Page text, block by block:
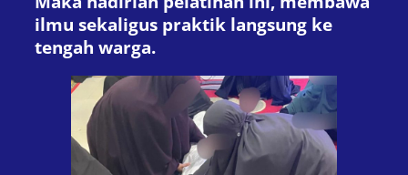
ilmu sekaligus praktik langsung ke
tengah warga.